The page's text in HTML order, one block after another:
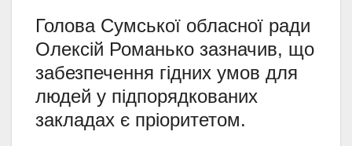
Голова Сумської обласної ради
Олексій Романько зазначив, що
забезпечення гідних умов для
людей у підпорядкованих
закладах є пріоритетом.